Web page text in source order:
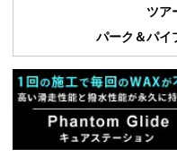
ツア
パーク＆パイ